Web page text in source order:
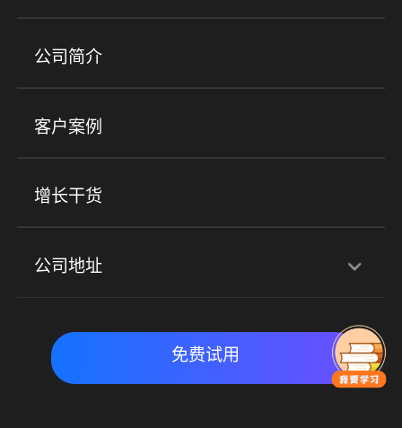
培训机构 职业技能培训 兴趣培训
金融行业
心理机构
实时私域带货 数字化运营
产品
小程序商城 ERP 企微SCRM
社群圈子
公司简介
客户案例
增长干货
公司地址
北京地址：北京市朝阳区朝外大街乙6号23层
免费试用